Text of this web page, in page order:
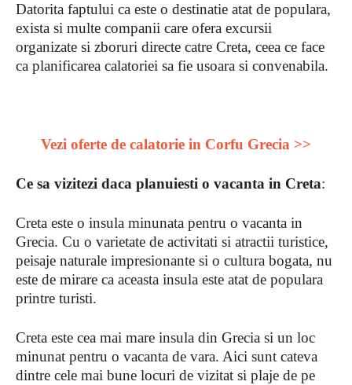
Datorita faptului ca este o destinatie atat de populara,
exista si multe companii care ofera excursii
organizate si zboruri directe catre Creta, ceea ce face
ca planificarea calatoriei sa fie usoara si convenabila.
Vezi oferte de calatorie in Corfu Grecia >>
Ce sa vizitezi daca planuiesti o vacanta in Creta:
Creta este o insula minunata pentru o vacanta in
Grecia. Cu o varietate de activitati si atractii turistice,
peisaje naturale impresionante si o cultura bogata, nu
este de mirare ca aceasta insula este atat de populara
printre turisti.
Creta este cea mai mare insula din Grecia si un loc
minunat pentru o vacanta de vara. Aici sunt cateva
dintre cele mai bune locuri de vizitat si plaje de pe